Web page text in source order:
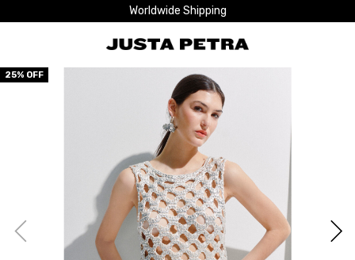
Worldwide Shipping
25% OFF